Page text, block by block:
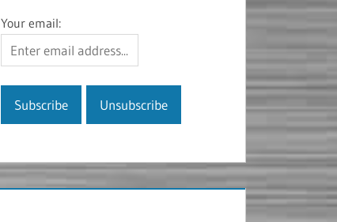
Your email: